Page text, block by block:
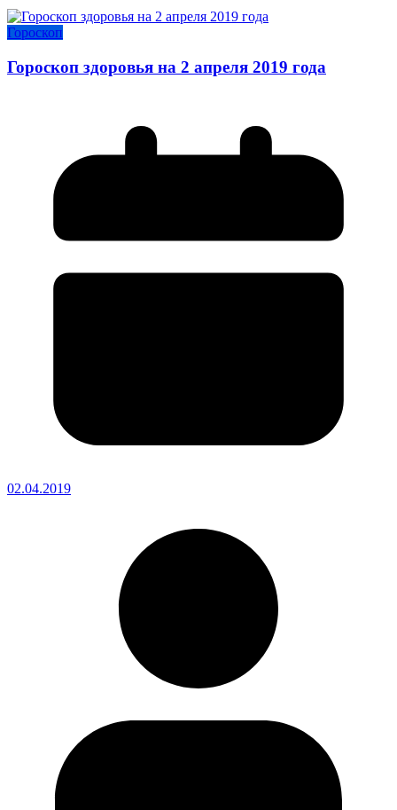
Гороскоп
Гороскоп здоровья на 2 апреля 2019 года
02.04.2019